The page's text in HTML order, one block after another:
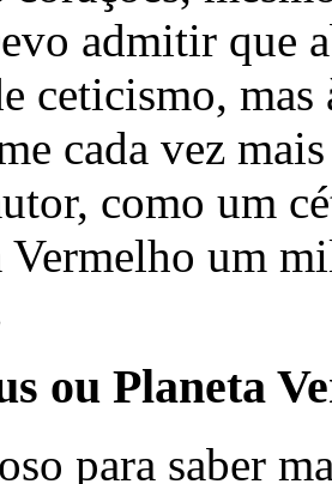
admitir que
ceticismo,
cada vez
como um
Vermelho um
ou Planeta
para saber